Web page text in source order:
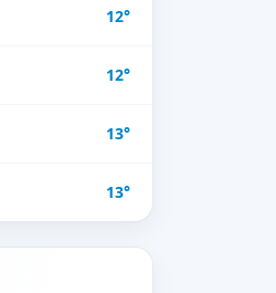
12°
12°
13°
13°